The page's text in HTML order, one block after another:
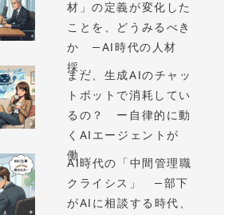
材」の定義が変化した
ことを、どうみるべき
か —AI時代の人材
採...
まだ、生成AIのチャッ
トボットで消耗してい
るの？ ー自律的に動
くAIエージェントが
働...
AI時代の「中間管理職
クライシス」 —部下
がAIに相談する時代、